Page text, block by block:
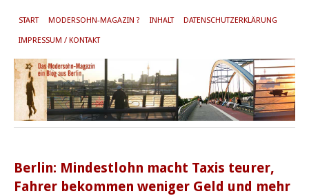
START MODERSOHN-MAGAZIN ? INHALT DATENSCHUTZERKLÄRUNG
IMPRESSUM / KONTAKT
Berlin: Mindestlohn macht Taxis teurer,
Fahrer bekommen weniger Geld und mehr